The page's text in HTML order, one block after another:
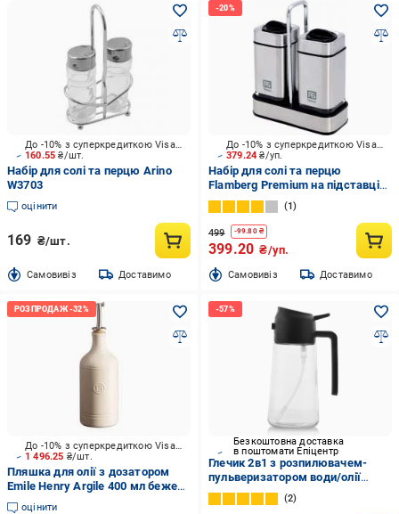
160.55₴/шт.
До -10% з суперкредиткою Visa Вигода
Набір для солі та перцю Arino
W3703
оцінити
169 ₴/шт.
Cамовивіз Доставимо
379.24₴/уп.
До -10% з суперкредиткою Visa Вигода
Набір для солі та перцю
Flamberg Premium на підставці
Essential 100 мл
1
499 -99.80₴
399.20 ₴/уп.
Cамовивіз Доставимо
1 496.25 ₴/шт.
До -10% з суперкредиткою Visa Вигода
Пляшка для олії з дозатором
Emile Henry Argile 400 мл бежева
020215
оцінити
Безкоштовна доставка
в поштомати Епіцентр
Глечик 2в1 з розпилювачем-
пульверизатором води/олії
(SPROLI-0737)
2